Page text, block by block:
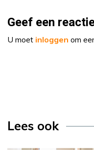
Geef een
U moet inloggen om
Lees ook